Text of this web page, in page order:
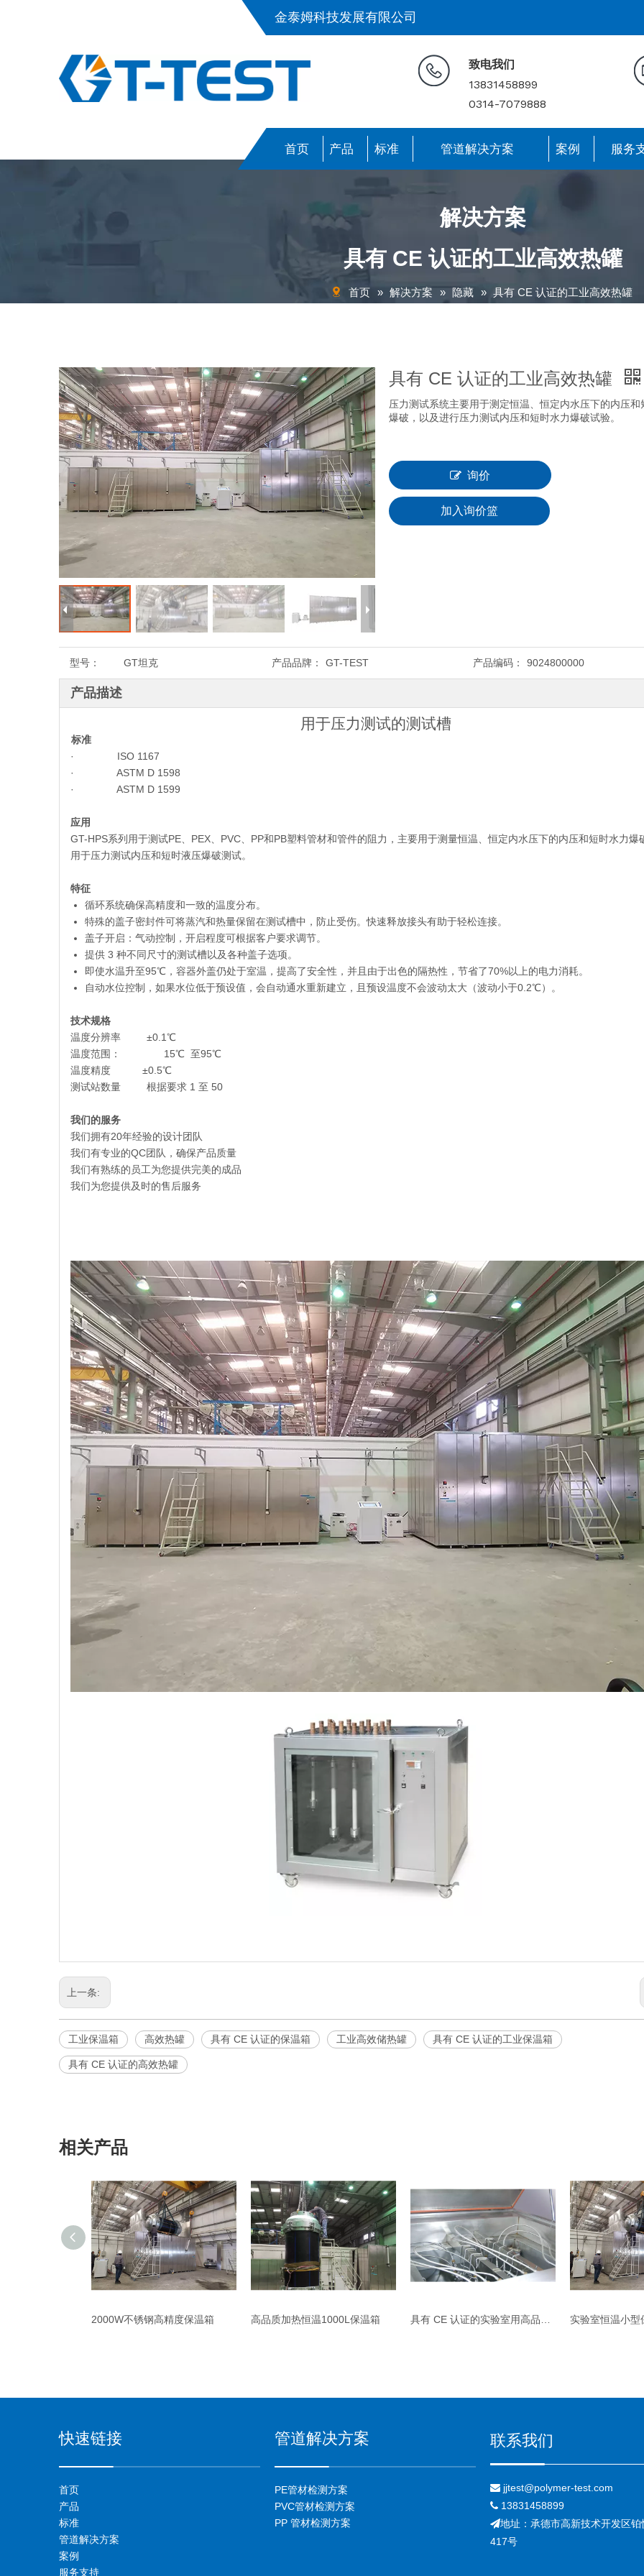
金泰姆科技发展有限公司
致电我们
13831458899
0314-7079888
首页 产品 标准 管道解决方案 案例 服务
解决方案
具有 CE 认证的工业高效热罐
首页 » 解决方案 » 隐藏 » 具有 CE 认证的工业高效热罐
具有 CE 认证的工业高效热罐
压力测试系统主要用于测定恒温、恒定内水压下的内压和
爆破，以及进行压力测试内压和短时水力爆破试验。
询价
加入询价篮
型号： GT坦克 产品品牌： GT-TEST 产品编码： 9024800000
产品描述
用于压力测试的测试槽
标准
· ISO 1167
· ASTM D 1598
· ASTM D 1599
应用
GT-HPS系列用于测试PE、PEX、PVC、PP和PB塑料管材和管件的阻力，主要用于测量恒温、恒定内水压下的内压和短时水力爆
用于压力测试内压和短时液压爆破测试。
特征
循环系统确保高精度和一致的温度分布。
特殊的盖子密封件可将蒸汽和热量保留在测试槽中，防止受伤。快速释放接头有助于轻松连接。
盖子开启：气动控制，开启程度可根据客户要求调节。
提供 3 种不同尺寸的测试槽以及各种盖子选项。
即使水温升至95℃，容器外盖仍处于室温，提高了安全性，并且由于出色的隔热性，节省了70%以上的电力消耗。
自动水位控制，如果水位低于预设值，会自动通水重新建立，且预设温度不会波动太大（波动小于0.2℃）。
技术规格
温度分辨率 ±0.1℃
温度范围： 15℃ 至95℃
温度精度 ±0.5℃
测试站数量 根据要求 1 至 50
我们的服务
我们拥有20年经验的设计团队
我们有专业的QC团队，确保产品质量
我们有熟练的员工为您提供完美的成品
我们为您提供及时的售后服务
上一条:
工业保温箱 高效热罐 具有 CE 认证的保温箱 工业高效储热罐 具有 CE 认证的工业保温箱
具有 CE 认证的高效热罐
相关产品
2000W不锈钢高精度保温箱 高品质加热恒温1000L保温箱 具有 CE 认证的实验室用高品质保温箱 实验室恒温小型
快速链接
首页
产品
标准
管道解决方案
案例
服务支持
管道解决方案
PE管材检测方案
PVC管材检测方案
PP 管材检测方案
联系我们
 jjtest@polymer-test.com
 13831458899
地址：承德市高新技术开发区铂
417号